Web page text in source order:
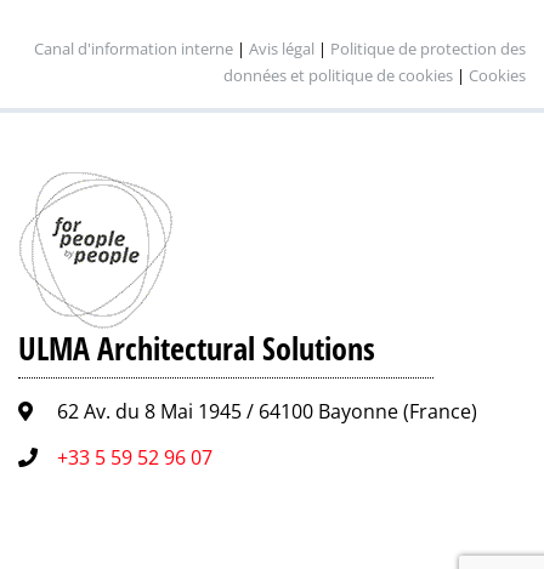
Canal d'information interne | Avis légal | Politique de protection des
données et politique de cookies | Cookies
ULMA Architectural Solutions
62 Av. du 8 Mai 1945 / 64100 Bayonne (France)
+33 5 59 52 96 07